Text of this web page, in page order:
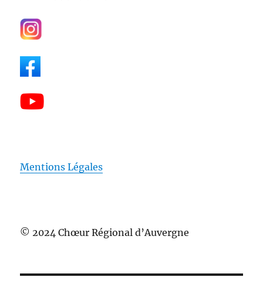
Mentions Légales
© 2024 Chœur Régional d’Auvergne